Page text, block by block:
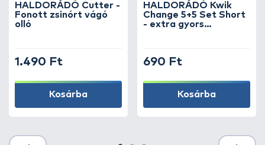
HALDORÁDÓ Cutter -
Fonott zsinórt vágó
olló
1.490 Ft
Kosárba
HALDORÁDÓ Kwik
Change 5+5 Set Short
- extra gyors
690 Ft
Kosárba